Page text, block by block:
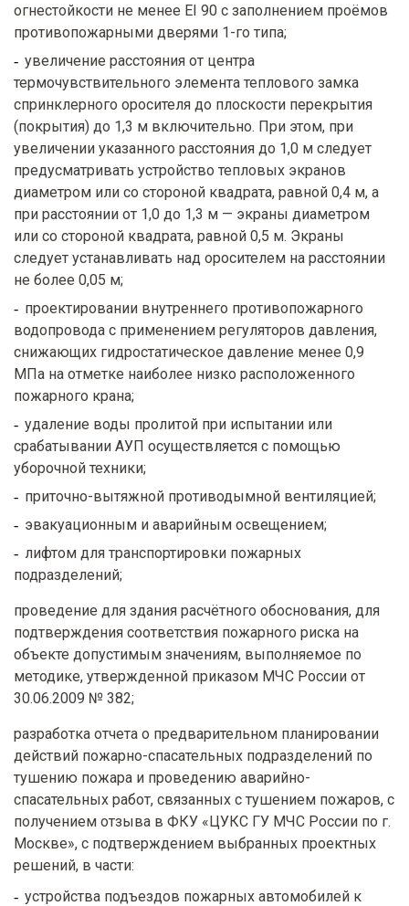
огнестойкости не менее EI 90 с заполнением проёмов
противопожарными дверями 1-го типа;
увеличение расстояния от центра
термочувствительного элемента теплового замка
спринклерного оросителя до плоскости перекрытия
(покрытия) до 1,3 м включительно. При этом, при
увеличении указанного расстояния до 1,0 м следует
предусматривать устройство тепловых экранов
диаметром или со стороной квадрата, равной 0,4 м, а
при расстоянии от 1,0 до 1,3 м — экраны диаметром
или со стороной квадрата, равной 0,5 м. Экраны
следует устанавливать над оросителем на расстоянии
не более 0,05 м;
проектировании внутреннего противопожарного
водопровода с применением регуляторов давления,
снижающих гидростатическое давление менее 0,9
МПа на отметке наиболее низко расположенного
пожарного крана;
удаление воды пролитой при испытании или
срабатывании АУП осуществляется с помощью
уборочной техники;
приточно-вытяжной противодымной вентиляцией;
эвакуационным и аварийным освещением;
лифтом для транспортировки пожарных
подразделений;
проведение для здания расчётного обоснования, для
подтверждения соответствия пожарного риска на
объекте допустимым значениям, выполняемое по
методике, утвержденной приказом МЧС России от
30.06.2009 № 382;
разработка отчета о предварительном планировании
действий пожарно-спасательных подразделений по
тушению пожара и проведению аварийно-
спасательных работ, связанных с тушением пожаров, с
получением отзыва в ФКУ «ЦУКС ГУ МЧС России по г.
Москве», с подтверждением выбранных проектных
решений, в части:
устройства подъездов пожарных автомобилей к